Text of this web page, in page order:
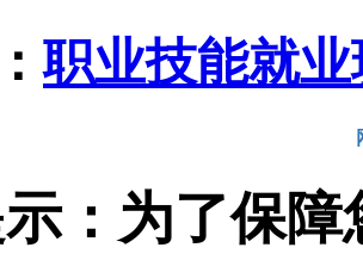
职业技能就业
：为了保